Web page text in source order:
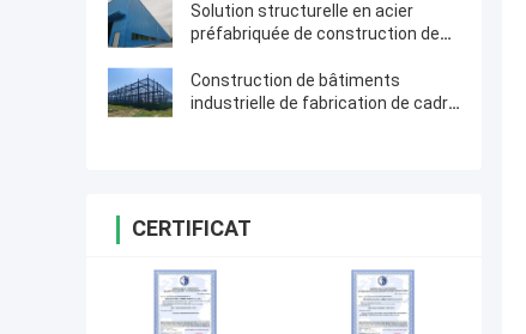
Solution structurelle en acier
préfabriquée de construction de
Construction de bâtiments
industrielle de fabrication de cadre
CERTIFICAT